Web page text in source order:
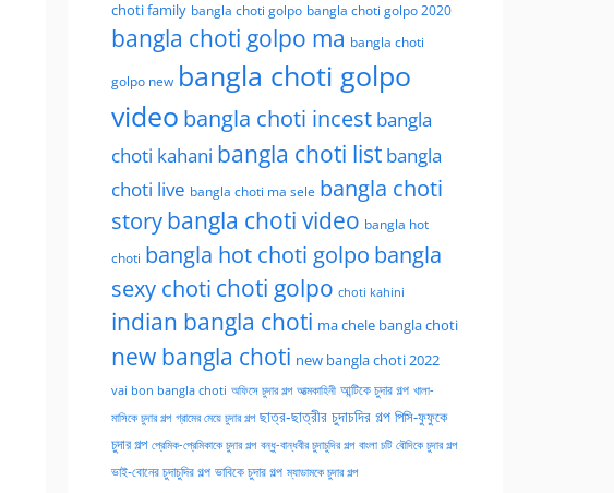
choti family bangla choti golpo bangla choti golpo 2020
bangla choti golpo ma bangla choti
golpo new bangla choti golpo
video bangla choti incest bangla
choti kahani bangla choti list bangla
choti live bangla choti ma sele bangla choti
storybangla choti video bangla hot
choti bangla hot choti golpo bangla
sexy choti choti golpo choti kahini
indian bangla choti ma chele bangla choti
new bangla choti new bangla choti 2022
vai bon bangla choti অফিসে চুদার গল্প আত্মকাহিনী আন্টিকে চুদার গল্প খালা-
মাসিকে চুদার গল্প গ্রামের মেয়ে চুদার গল্প ছাত্র-ছাত্রীর চুদাচদির গল্প পিসি-ফুফুকে
চুদার গল্প প্রেমিক-প্রেমিকাকে চুদার গল্প বন্ধু-বান্ধবীর চুদাচুদির গল্প বাংলা চটি বৌদিকে চুদার গল্প
ভাই-বোনের চুদাচুদির গল্প ভাবিকে চুদার গল্প ম্যাডামকে চুদার গল্প